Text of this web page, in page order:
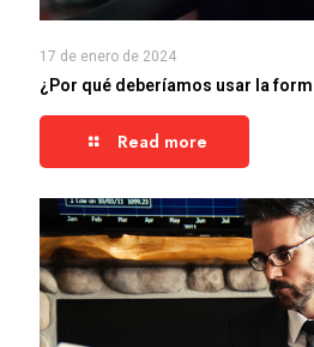
17 de enero de 2024
¿Por qué deberíamos usar la
Read more